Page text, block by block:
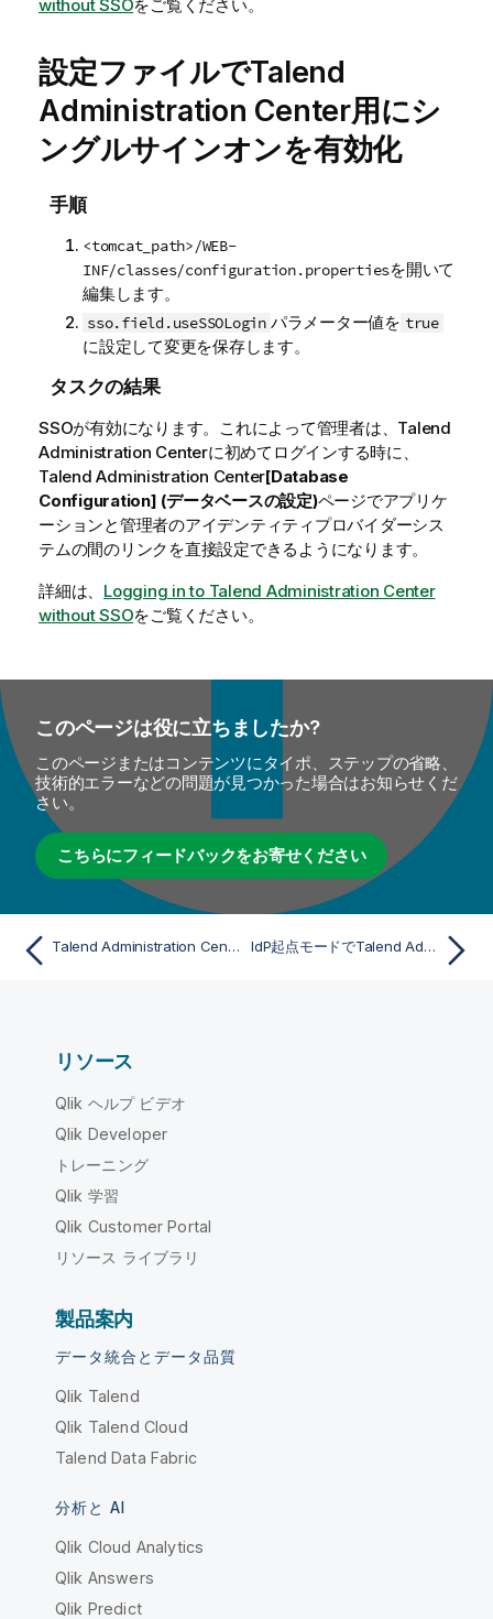
without SSOをご覧ください。
設定ファイルでTalend
Administration Center用にシ
ングルサインオンを有効化
手順
<tomcat_path>/WEB-
INF/classes/configuration.propertiesを開いて
編集します。
sso.field.useSSOLogin パラメーター値を true
に設定して変更を保存します。
タスクの結果
SSOが有効になります。これによって管理者は、 Talend
Administration Centerに初めてログインする時に、
Talend Administration Center[Database
Configuration] (データベースの設定)ページでアプリケ
ーションと管理者のアイデンティティプロバイダーシス
テムの間のリンクを直接設定できるようになります。
詳細は、 Logging in to Talend Administration Center
without SSOをご覧ください。
このページは役に立ちましたか?
このページまたはコンテンツにタイポ、ステップの省略、
技術的エラーなどの問題が見つかった場合はお知らせくだ
さい。
こちらにフィードバックをお寄せください
Talend Administration Centerシングルサインオン(SSO)を設定 IdP起点モードでTalend Administration Centerをリンク
リソース
Qlik ヘルプ ビデオ
Qlik Developer
トレーニング
Qlik 学習
Qlik Customer Portal
リソース ライブラリ
製品案内
データ統合とデータ品質
Qlik Talend
Qlik Talend Cloud
Talend Data Fabric
分析と AI
Qlik Cloud Analytics
Qlik Answers
Qlik Predict